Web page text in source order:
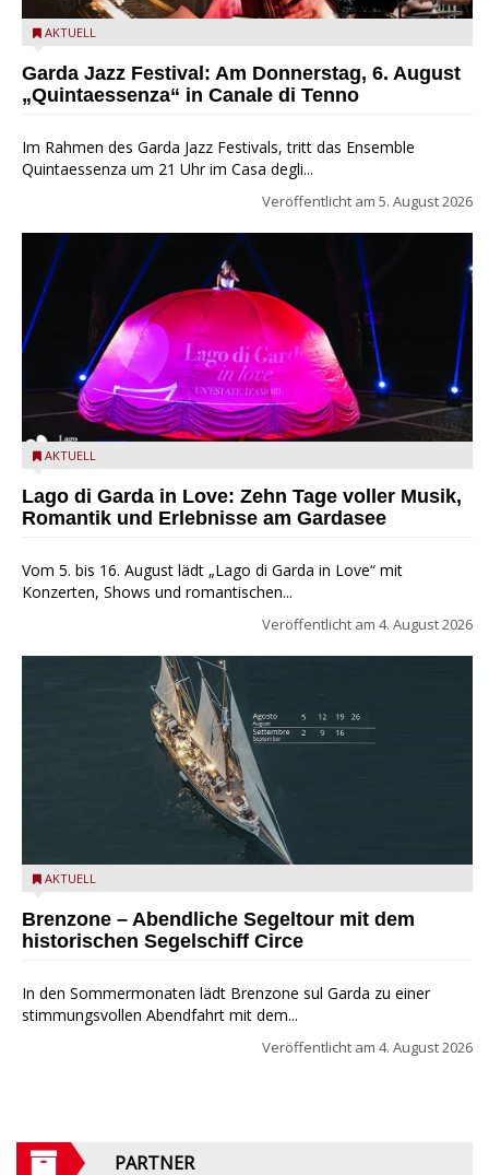
Das Ensemble Quintaessenza zu Gast beim Garda Jazz
AKTUELL
Garda Jazz Festival: Am Donnerstag, 6. August
„Quintaessenza“ in Canale di Tenno
Im Rahmen des Garda Jazz Festivals, tritt das Ensemble
Quintaessenza um 21 Uhr im Casa degli...
Veröffentlicht am 5. August 2026
Lago di Garda in Love
AKTUELL
Lago di Garda in Love: Zehn Tage voller Musik,
Romantik und Erlebnisse am Gardasee
Vom 5. bis 16. August lädt „Lago di Garda in Love“ mit
Konzerten, Shows und romantischen...
Veröffentlicht am 4. August 2026
Mit dem historischen Segelschiff Circe auf dem Gardasee.
AKTUELL
Brenzone – Abendliche Segeltour mit dem
historischen Segelschiff Circe
In den Sommermonaten lädt Brenzone sul Garda zu einer
stimmungsvollen Abendfahrt mit dem...
Veröffentlicht am 4. August 2026
PARTNER